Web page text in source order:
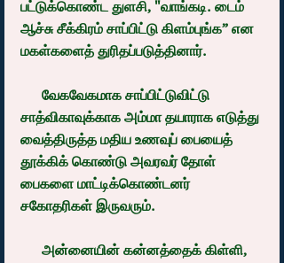
பட்டுக்கொண்ட துளசி, "வாங்கடி. டைம்
ஆச்சு சீக்கிரம் சாப்பிட்டு கிளம்புங்க” என
மகள்களைத் துரிதப்படுத்தினார்.
சாத்விகாவுக்காக அம்மா தயாராக எடுத்து
வைத்திருத்த மதிய உணவுப் பையைத்
தூக்கிக் கொண்டு அவரவர் தோள்
பைகளை மாட்டிக்கொண்டனர்
சகோதரிகள் இருவரும்.